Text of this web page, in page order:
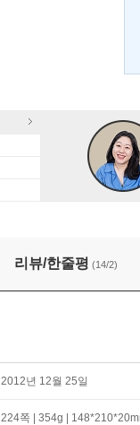
리뷰/한줄평 (14/2)
2012년 12월 25일
224쪽 | 354g |